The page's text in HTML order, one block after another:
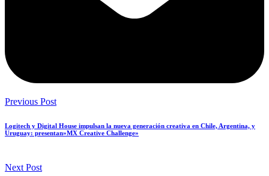
Previous Post
Logitech y Digital House impulsan la nueva generación creativa en Chile, Argentina, y
Uruguay: presentan»MX Creative Challenge»
Next Post